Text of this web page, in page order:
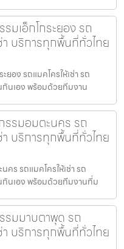
มเอ็กโกระยอง รถ
า บริการทุกพื้นที่ทั่วไทย
ยอง รถแมคโครให้เช่า รถ
กันเอง พร้อมด้วยทีมงาน
รรมอมตะนคร รถ
า บริการทุกพื้นที่ทั่วไทย
ร รถแมคโครให้เช่า รถ
กันเอง พร้อมด้วยทีมงานที่ม
รมมาบตาพุด รถ
า บริการทุกพื้นที่ทั่วไทย